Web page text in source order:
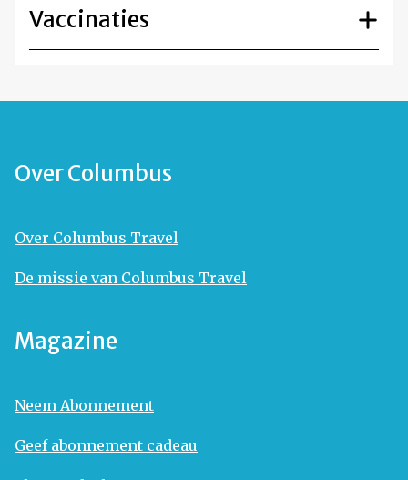
Vaccinaties
Over Columbus
Over Columbus Travel
De missie van Columbus Travel
Magazine
Neem Abonnement
Geef abonnement cadeau